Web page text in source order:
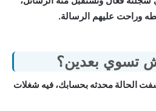
وراحت عليهم الرسالة.
تسوي بعدين؟
الحالة محدثه بحسابك، فيه شغلات